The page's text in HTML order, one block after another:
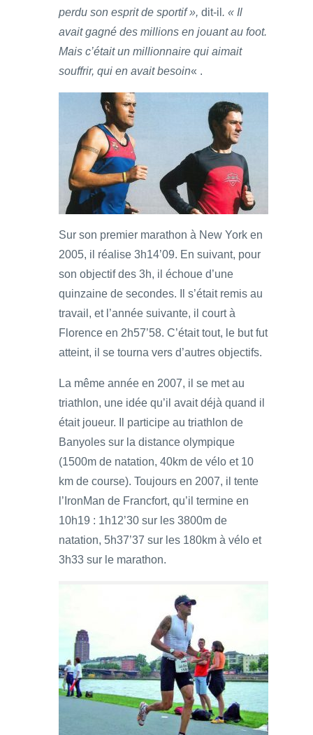
perdu son esprit de sportif », dit-il . « Il
avait gagné des millions en jouant au foot.
Mais c’était un millionnaire qui aimait
souffrir, qui en avait besoin« .
Sur son premier marathon à New York en
2005, il réalise 3h14’09. En suivant, pour
son objectif des 3h, il échoue d’une
quinzaine de secondes. Il s’était remis au
travail, et l’année suivante, il court à
Florence en 2h57’58. C’était tout, le but fut
atteint, il se tourna vers d’autres objectifs.
La même année en 2007, il se met au
triathlon, une idée qu’il avait déjà quand il
était joueur. Il participe au triathlon de
Banyoles sur la distance olympique
(1500m de natation, 40km de vélo et 10
km de course). Toujours en 2007, il tente
l’IronMan de Francfort, qu’il termine en
10h19 : 1h12’30 sur les 3800m de
natation, 5h37’37 sur les 180km à vélo et
3h33 sur le marathon.